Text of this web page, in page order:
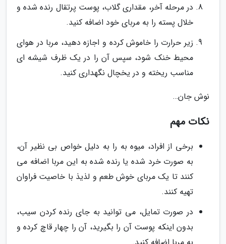
در مرحله آخر، مقداری گلاب، پوست پرتقال رنده شده و
خلال پسته را به مربای خود اضافه کنید.
زیر حرارت را خاموش کرده و اجازه دهید، مربا در هوای
محیط خنک شود، سپس آن را در یک ظرف شیشه ای
مناسب ریخته و در یخچال نگهداری کنید.
نوش جان…
نکات مهم
برخی از افراد، میوه به را به دلیل خواص بی نظیر آن،
به صورت خرد شده یا رنده شده به این مربا اضافه می
کنند تا یک مربای خوش طعم و لذیذ با خاصیت فراوان
تهیه کنند.
در صورت تمایل، می توانید به جای رنده کردن سیب،
بدون اینکه پوست آن را بگیرید، آن را چهار قاچ کرده و